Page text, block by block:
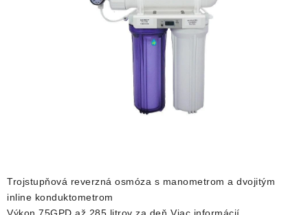
VÝPREDAJ
Trojstupňová reverzná osmóza s manometrom a dvojitým
inline konduktometrom